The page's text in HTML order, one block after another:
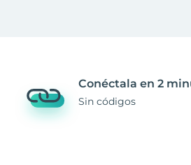
Conéctala en 2
Sin códigos